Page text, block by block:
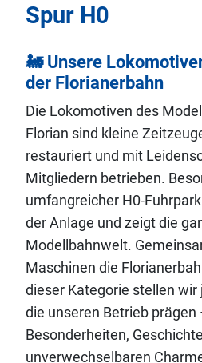
Spur H0
🚂 Unsere
der Florianerbahn
Die Lokomotiven des
Florian sind kleine
restauriert und mit
Mitgliedern betrieben.
umfangreicher
der Anlage und zeigt die
Modellbahnwelt.
Maschinen die
dieser Kategorie stellen wir
die unseren Betrieb prägen
Besonderheiten,
unverwechselbaren